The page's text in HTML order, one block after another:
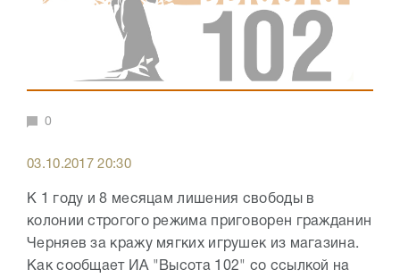
0
03.10.2017 20:30
К 1 году и 8 месяцам лишения свободы в
колонии строгого режима приговорен гражданин
Черняев за кражу мягких игрушек из магазина.
Как сообщает ИА "Высота 102" со ссылкой на